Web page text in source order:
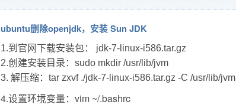
ubuntu删除openjdk，安装 Sun JDK
1.到官网下载安装包： jdk-7-linux-i586.tar.gz
2.创建安装目录：sudo mkdir /usr/lib/jvm
3. 解压缩：tar zxvf ./jdk-7-linux-i586.tar.gz -C /usr/lib/jvm
4.设置环境变量：vim ~/.bashrc